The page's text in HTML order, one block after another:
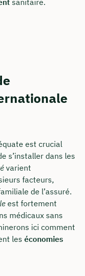
est crucial
s’installer dans les
varient
facteurs,
de l’assuré.
est fortement
médicaux sans
ici comment
les économies